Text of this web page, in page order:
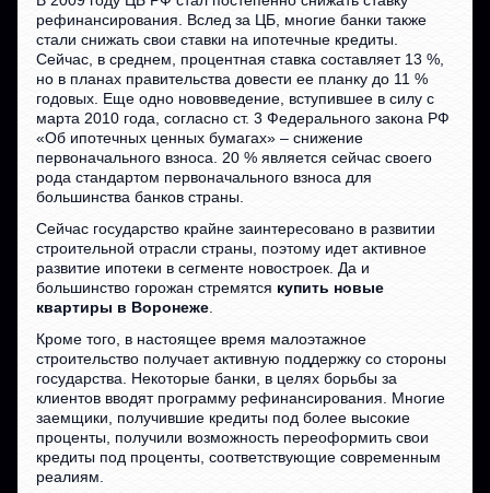
рефинансирования. Вслед за ЦБ, многие банки также
стали снижать свои ставки на ипотечные кредиты.
Сейчас, в среднем, процентная ставка составляет 13 %,
но в планах правительства довести ее планку до 11 %
годовых. Еще одно нововведение, вступившее в силу с
марта 2010 года, согласно ст. 3 Федерального закона РФ
«Об ипотечных ценных бумагах» – снижение
первоначального взноса. 20 % является сейчас своего
рода стандартом первоначального взноса для
большинства банков страны.
Сейчас государство крайне заинтересовано в развитии
строительной отрасли страны, поэтому идет активное
развитие ипотеки в сегменте новостроек. Да и
большинство горожан стремятся купить новые
квартиры в Воронеже.
Кроме того, в настоящее время малоэтажное
строительство получает активную поддержку со стороны
государства. Некоторые банки, в целях борьбы за
клиентов вводят программу рефинансирования. Многие
заемщики, получившие кредиты под более высокие
проценты, получили возможность переоформить свои
кредиты под проценты, соответствующие современным
реалиям.